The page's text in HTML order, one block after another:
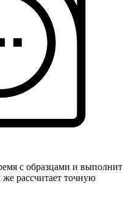
с образцами и выполнит
рассчитает точную